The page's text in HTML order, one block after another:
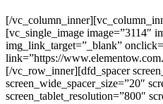
[/
[vc_single_image image=”3114″
img_link_target=”_blank”
link=”https://
[/vc_row_inner][dfd_spacer
screen_wide_spacer_size=”20″
screen_tablet_resolution=”800″